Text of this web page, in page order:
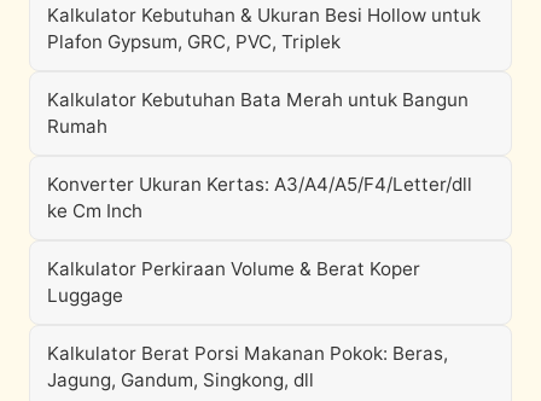
Kalkulator Kebutuhan & Ukuran Besi Hollow untuk
Plafon Gypsum, GRC, PVC, Triplek
Kalkulator Kebutuhan Bata Merah untuk Bangun
Rumah
Konverter Ukuran Kertas: A3/A4/A5/F4/Letter/dll
ke Cm Inch
Kalkulator Perkiraan Volume & Berat Koper
Luggage
Kalkulator Berat Porsi Makanan Pokok: Beras,
Jagung, Gandum, Singkong, dll